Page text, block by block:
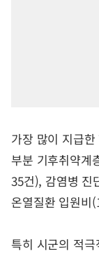
가장 많이 지급
부분 기후취약계
35건), 감염병 진
온열질환 입원비
특히 시군의 적